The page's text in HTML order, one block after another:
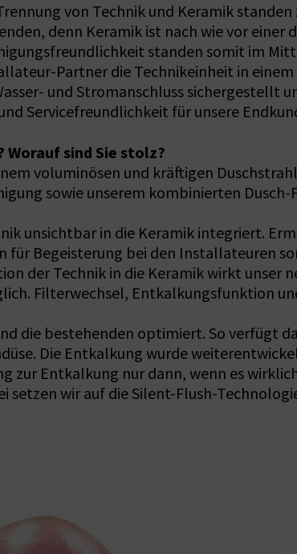
von Technik und Keramik
denn Keramik ist nach wie vor einer
standen somit im
Partner die Technikeinheit in einem
und Stromanschluss sichergestellt
Servicefreundlichkeit für unsere
Worauf sind Sie stolz?
voluminösen und kräftigen
sowie unserem kombinierten
unsichtbar in die Keramik integriert.
Begeisterung bei den Installateuren
der Technik in die Keramik wirkt unser
Filterwechsel, Entkalkungsfunktion
die bestehenden optimiert. So verfügt
Die Entkalkung wurde
zur Entkalkung nur dann, wenn es
wir auf die Silent-Flush-